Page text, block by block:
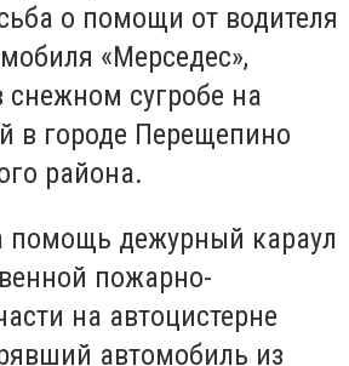
о помощи от водителя
«Мерседес»,
снежном сугробе на
в городе Перещепино
района.
дежурный караул
пожарно-
на автоцистерне
автомобиль из